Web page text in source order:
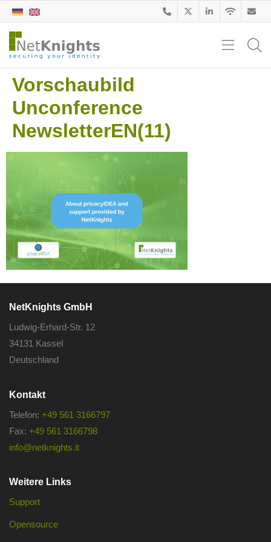
Vorschaubild
Unconference
NewsletterEN(11)
NetKnights GmbH
Ludwig-Erhard-Str. 12
34131 Kassel
Deutschland
Kontakt
Telefon: +49 561 3166797
Fax: +49 561 3166798
info@netknights.it
Weitere Links
Support
Opensource